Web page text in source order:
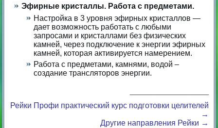
Эфирные кристаллы. Работа с предметами.
Настройка в 3 уровня эфирных кристаллов —
дает возможность работать с любыми
запросами и кристаллами без физических
камней, через подключение к энергии эфирных
камней, которая активируется намерением.
Работа с предметами, камнями, водой –
создание трансляторов энергии.
Рейки Профи практический курс подготовки целителей
→
Другие направления Рейки →